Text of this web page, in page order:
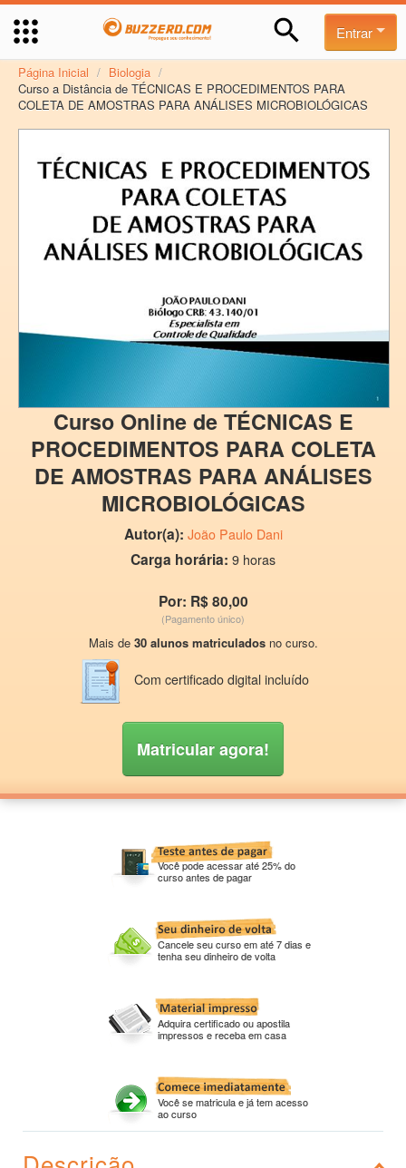
Entrar
Página Inicial / Biologia /
Curso a Distância de TÉCNICAS E PROCEDIMENTOS PARA
COLETA DE AMOSTRAS PARA ANÁLISES MICROBIOLÓGICAS
Curso Online de TÉCNICAS E
PROCEDIMENTOS PARA COLETA
DE AMOSTRAS PARA ANÁLISES
MICROBIOLÓGICAS
Autor(a): João Paulo Dani
Carga horária: 9 horas
Por: R$ 80,00
(Pagamento único)
Mais de 30 alunos matriculadosno curso.
Com certificado digital incluído
Matricular agora!
Você pode acessar até 25% do
curso antes de pagar
Cancele seu curso em até 7 dias e
tenha seu dinheiro de volta
Adquira certificado ou apostila
impressos e receba em casa
Você se matricula e já tem acesso
ao curso